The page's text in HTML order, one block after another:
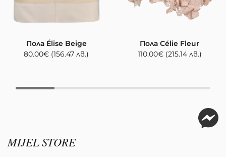
Пола Élise Beige
80.00€ (156.47 лв.)
Пола Célie Fleur
110.00€ (215.14 лв.)
MIJEL STORE